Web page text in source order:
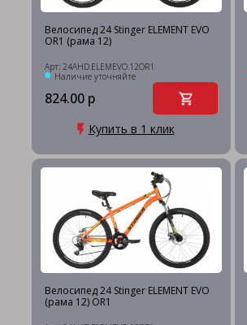
Велосипед 24 Stinger ELEMENT EVO
OR1 (рама 12)
Арт: 24AHD.ELEMEVO.12OR1
Наличие уточняйте
824.00 р
Купить в 1 клик
Велосипед 24 Stinger ELEMENT EVO
(рама 12) OR1